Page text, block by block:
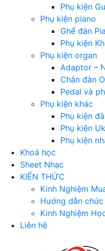
Phụ kiện
Phụ kiện piano
Ghế đàn
Phụ kiện
Phụ kiện organ
Adaptor –
Chân đàn
Pedal và
Phụ kiện khác
Phụ kiện
Phụ kiện
Phụ kiện
Khoá học
Sheet Nhạc
KIẾN THỨC
Kinh Nghiệm
Hướng dẫn
Kinh Nghiệm
Liên hệ